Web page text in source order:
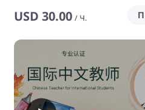
USD 30.00 / Ч.